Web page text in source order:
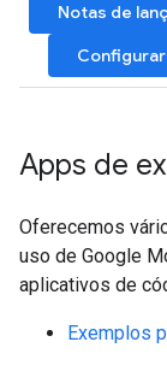
Notas de
Configurar
Apps de
Oferecemos
uso de Google
aplicativos de
Exemplos